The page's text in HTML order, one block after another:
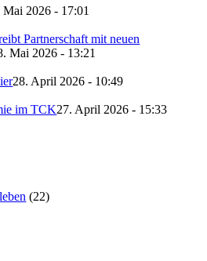
Mai 2026 - 17:01
Partnerschaft mit neuen
Mai 2026 - 13:21
28. April 2026 - 10:49
im TCK27. April 2026 - 15:33
(22)